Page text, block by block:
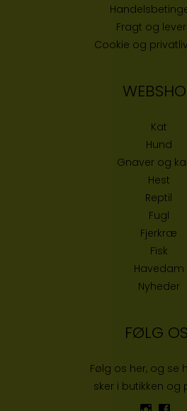
Fragt og
Cookie og
Kat
Hund
Gnaver og
Hest
Reptil
Fugl
Fjerkræ
Fisk
Havedam
Nyheder
FØLG
Følg os her, og se
sker i butikken og